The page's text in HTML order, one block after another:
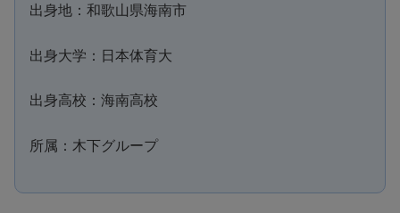
出身地：和歌山県海南市
出身大学：日本体育大
出身高校：海南高校
所属：木下グループ